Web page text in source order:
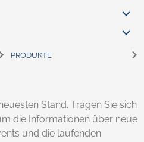
PRODUKTE
Stand. Tragen Sie sich
die Informationen über neue
und die laufenden